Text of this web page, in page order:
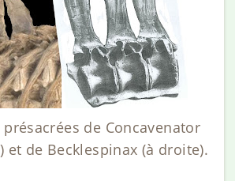
de Concavenator
et de Becklespinax (à droite).